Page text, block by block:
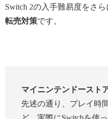
Switch 2の入手難易度をさら
転売対策です。
マイニンテンドースト
先述の通り、プレイ時